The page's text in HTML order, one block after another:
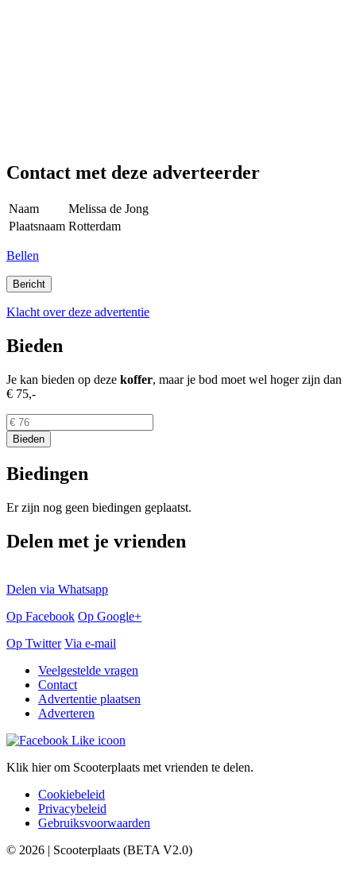
Contact met deze adverteerder
Naam
Melissa de Jong
Plaatsnaam Rotterdam
Bellen
Klacht over deze advertentie
Bieden
Je kan bieden op deze koffer, maar je bod moet wel hoger zijn dan
€ 75,-
Biedingen
Er zijn nog geen biedingen geplaatst.
Delen met je vrienden
Delen via Whatsapp
Op Facebook Op Google+
Op Twitter Via e-mail
Veelgestelde vragen
Contact
Advertentie plaatsen
Adverteren
Klik hier om Scooterplaats met vrienden te delen.
Cookiebeleid
Privacybeleid
Gebruiksvoorwaarden
© 2026 | Scooterplaats (BETA V2.0)